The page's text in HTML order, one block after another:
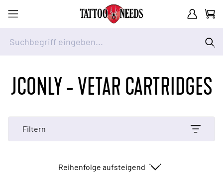
JCONLY - VETAR CARTRIDGES
Filtern
Sortieren nach